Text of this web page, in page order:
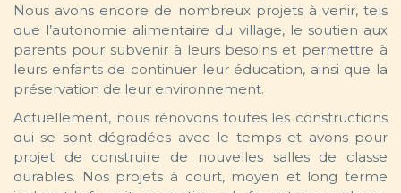
Nous avons encore de nombreux projets à venir, tels
que l’autonomie alimentaire du village, le soutien aux
parents pour subvenir à leurs besoins et permettre à
leurs enfants de continuer leur éducation, ainsi que la
préservation de leur environnement.
Actuellement, nous rénovons toutes les constructions
qui se sont dégradées avec le temps et avons pour
projet de construire de nouvelles salles de classe
durables. Nos projets à court, moyen et long terme